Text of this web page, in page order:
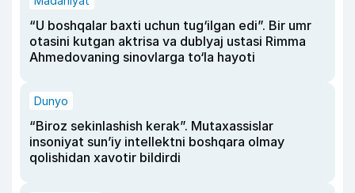
“U boshqalar baxti uchun tug‘ilgan edi”. Bir umr
otasini kutgan aktrisa va dublyaj ustasi Rimma
Ahmedovaning sinovlarga to‘la hayoti
Dunyo
“Biroz sekinlashish kerak”. Mutaxassislar
insoniyat sun’iy intellektni boshqara olmay
qolishidan xavotir bildirdi